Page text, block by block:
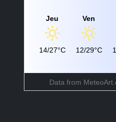
Jeu
14/27°C
Ven
12/29°C
Data from